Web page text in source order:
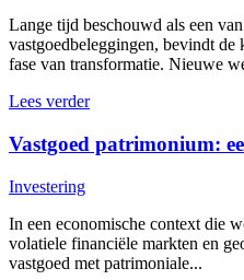
Lange tijd beschouwd als een
vastgoedbeleggingen, bevindt de
fase van transformatie. Nieuwe
Lees verder
Vastgoed patrimonium:
Investering
In een economische context die
volatiele financiële markten en
vastgoed met patrimoniale...